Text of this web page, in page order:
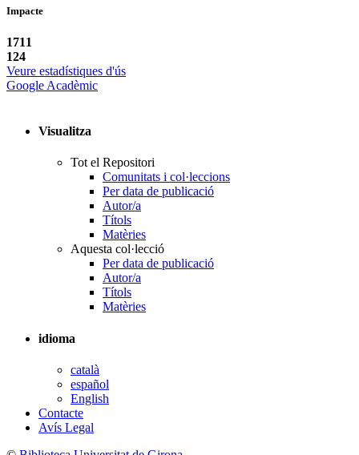
Impacte
1711
124
Veure estadístiques d'ús
Google Acadèmic
Visualitza
Tot el Repositori
Comunitats i col·leccions
Per data de publicació
Autor/a
Títols
Matèries
Aquesta col·lecció
Per data de publicació
Autor/a
Títols
Matèries
idioma
català
español
English
Contacte
Avís Legal